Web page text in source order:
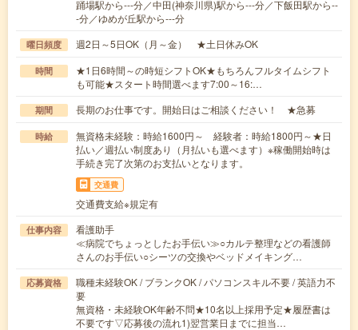
踊場駅から---分／中田(神奈川県)駅から---分／下飯田駅から--
-分／ゆめが丘駅から---分
曜日頻度 週2日～5日OK（月～金） ★土日休みOK
時間
★1日6時間～の時短シフトOK★もちろんフルタイムシフト
も可能★スタート時間選べます7:00～16:…
期間 長期のお仕事です。開始日はご相談ください！ ★急募
時給
無資格未経験：時給1600円～ 経験者：時給1800円～★日
払い／週払い制度あり（月払いも選べます）※稼働開始時は
手続き完了次第のお支払いとなります。
交通費
交通費支給※規定有
仕事内容
看護助手
≪病院でちょっとしたお手伝い≫○カルテ整理などの看護師
さんのお手伝い○シーツの交換やベッドメイキング…
応募資格
職種未経験OK / ブランクOK / パソコンスキル不要 / 英語力不
要
無資格・未経験OK年齢不問★10名以上採用予定★履歴書は
不要です▽応募後の流れ1)翌営業日までに担当…